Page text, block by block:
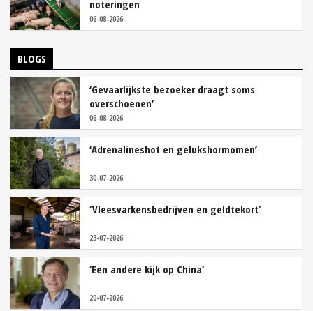
noteringen
06-08-2026
BLOGS
‘Gevaarlijkste bezoeker draagt soms
overschoenen’
06-08-2026
‘Adrenalineshot en gelukshormomen’
30-07-2026
‘Vleesvarkensbedrijven en geldtekort’
23-07-2026
‘Een andere kijk op China’
20-07-2026